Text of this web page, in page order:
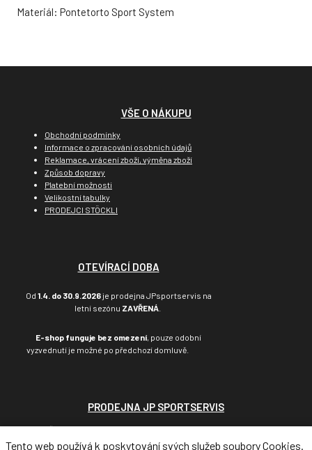
Materiál: Pontetorto Sport System
VŠE O NÁKUPU
Obchodní podmínky
Informace o zpracování osobních údajů
Reklamace, vrácení zboží, výměna zboží
Způsob dopravy
Platební možnosti
Velikostní tabulky
PRODEJCI STÖCKLI
OTEVÍRACÍ DOBA
Od 1.4. do 30.9.2026je prodejna JPsportservis na
letní sezónu ZAVŘENÁ
E-shop funguje bez omezení , pouze odobní
vyzvednutí je možné po předchozí domluvě.
PRODEJNA JP SPORTSERVIS
Třída SNP 619/44, Hradec Králové, 500 03
telefon: +420 495 217 106
Tento web používá k poskytování svých služeb soubory Cookies.